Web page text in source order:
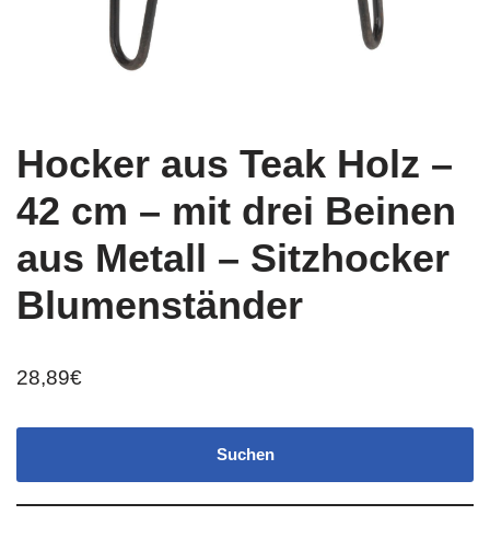
Hocker aus Teak Holz –
42 cm – mit drei Beinen
aus Metall – Sitzhocker
Blumenständer
28,89€
Suchen